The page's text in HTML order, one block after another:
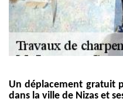
Un déplacement gratuit
dans la ville de Nizas et